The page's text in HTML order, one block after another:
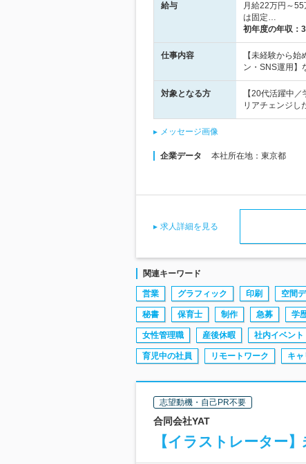
給与
月給22万円～
は固定…
初年度の年収：
仕事内容
【未経験から
ン・SNS運用】
対象となる方
【20代活躍中
リアチェンジし
メッセージ画像
企業データ 本社所在地：東京都
求人詳細を見る
関連キーワード
営業 グラフィック 印刷 空間
秘書 保育士 制作 急募 学
女性管理職 産後休暇 社内イベント
育児中の社員 リモートワーク キ
志望動機・自己PR不要
合同会社YAT
【イラストレーター